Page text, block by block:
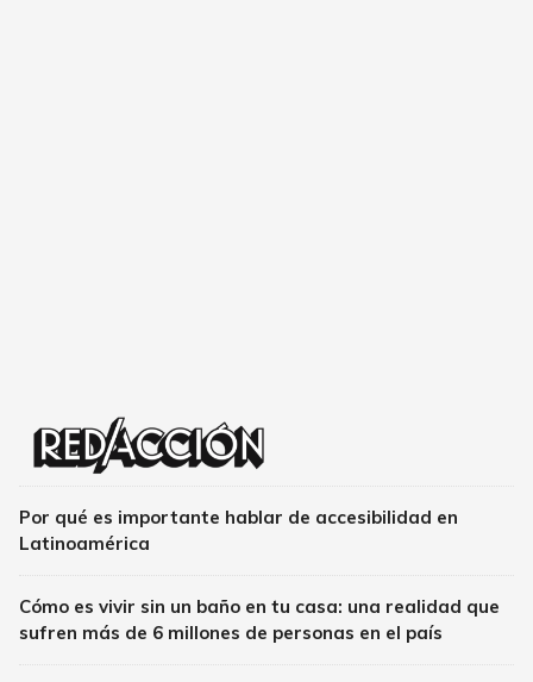
Por qué es importante hablar de accesibilidad en
Latinoamérica
Cómo es vivir sin un baño en tu casa: una realidad que
sufren más de 6 millones de personas en el país